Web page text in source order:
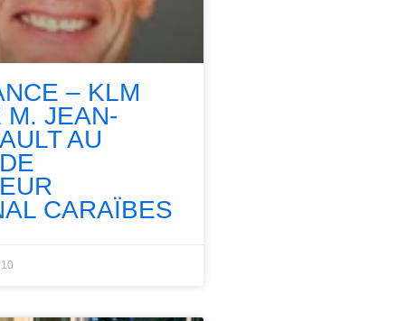
– KLM
M. JEAN-
AU
CARAÏBES